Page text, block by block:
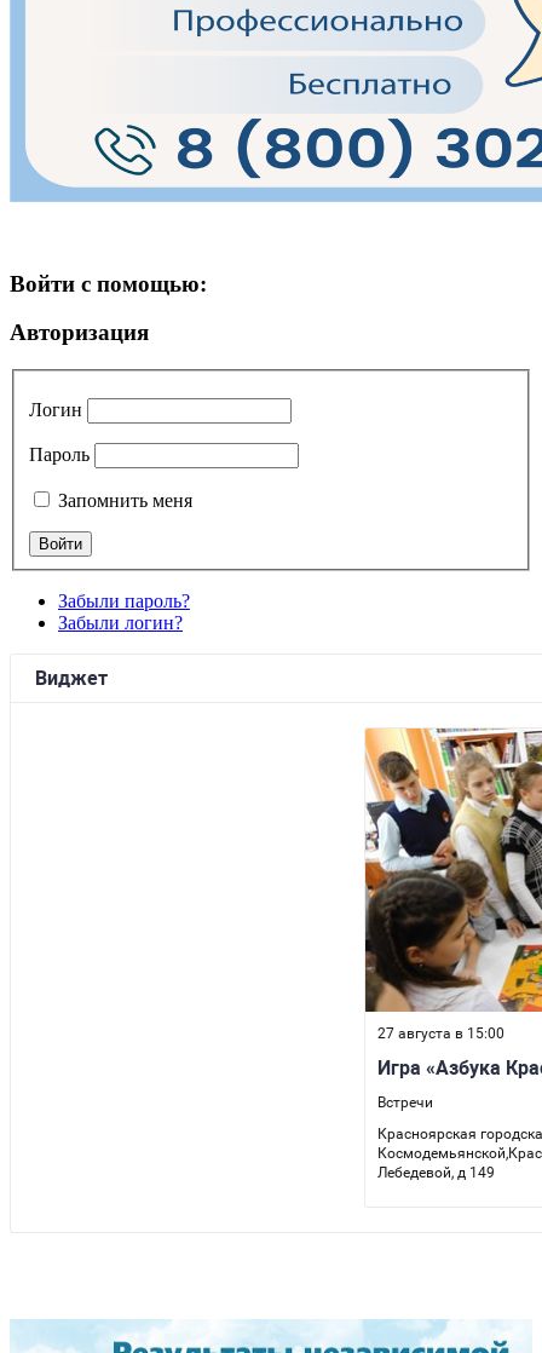
Войти с помощью:
Авторизация
Логин
Пароль
Запомнить меня
Забыли пароль?
Забыли логин?